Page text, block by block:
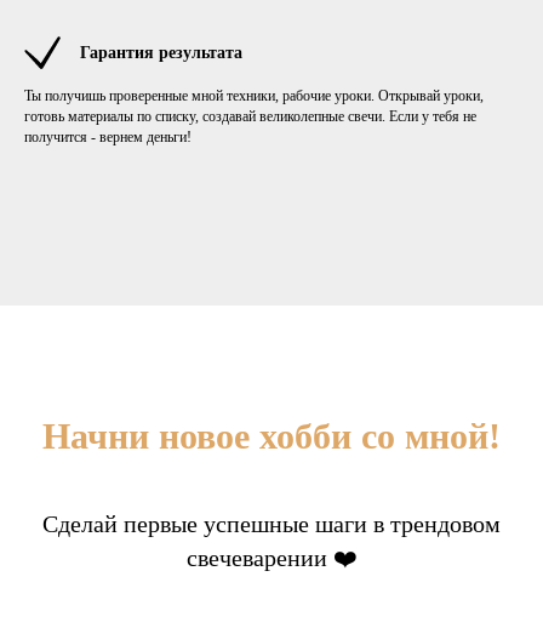
Гарантия результата
Ты получишь проверенные мной техники, рабочие уроки. Открывай уроки,
готовь материалы по списку, создавай великолепные свечи. Если у тебя не
получится - вернем деньги!
Начни новое хобби со мной!
Сделай первые успешные шаги в трендовом
свечеварении ❤️